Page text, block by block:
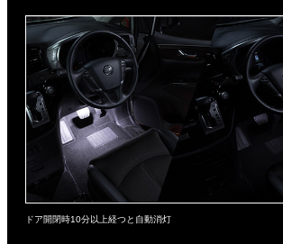
ドア開閉時10分以上経つと自動消灯